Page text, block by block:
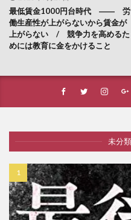
最低賃金1000円台時代 ―― 労
働生産性が上がらないから賃金が
上がらない / 競争力を高めるた
めには教育に金をかけること
未分